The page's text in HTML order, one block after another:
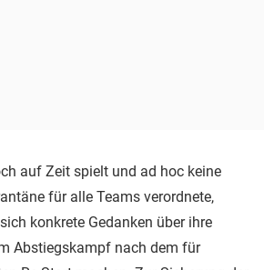
auf Zeit spielt und ad hoc keine
für alle Teams verordnete,
konkrete Gedanken über ihre
Abstiegskampf nach dem für